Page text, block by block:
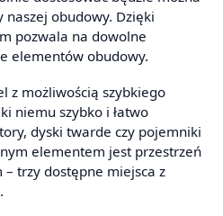
obudowy. Dzięki
pozwala na dowolne
elementów obudowy.
z możliwością szybkiego
niemu szybko i łatwo
dyski twarde czy pojemniki
elementem jest przestrzeń
trzy dostępne miejsca z